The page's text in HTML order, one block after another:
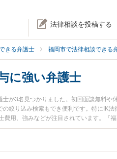
法律相談を投稿する
きる弁護士 福岡市で法律相談できる
に強い弁護士
が3名見つかりました。初回面談無料
絞り込み検索もでき便利です。特にIK
費用、強みなどが注目されています。
護士を検索したい』『初回相談無料で